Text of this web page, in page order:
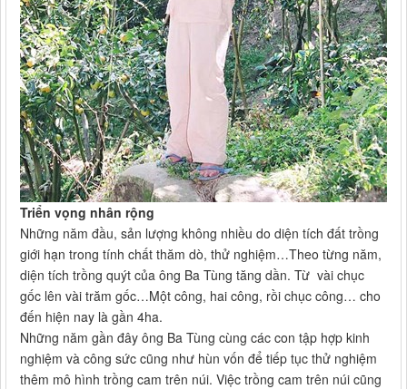
Triển vọng nhân rộng
Những năm đầu, sản lượng không nhiều do diện tích đất trồng
giới hạn trong tính chất thăm dò, thử nghiệm…Theo từng năm,
diện tích trồng quýt của ông Ba Tùng tăng dần. Từ vài chục
gốc lên vài trăm gốc…Một công, hai công, rồi chục công… cho
đến hiện nay là gần 4ha.
Những năm gần đây ông Ba Tùng cùng các con tập hợp kinh
nghiệm và công sức cũng như hùn vốn để tiếp tục thử nghiệm
thêm mô hình trồng cam trên núi. Việc trồng cam trên núi cũng